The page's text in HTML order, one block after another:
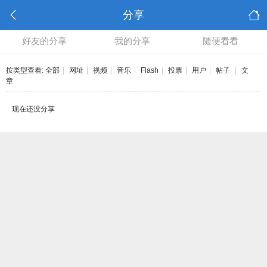
分享
好友的分享 我的分享 随便看看
按类型查看: 全部 网址 视频 音乐 Flash 投票 用户 帖子
文
章
现在还没分享